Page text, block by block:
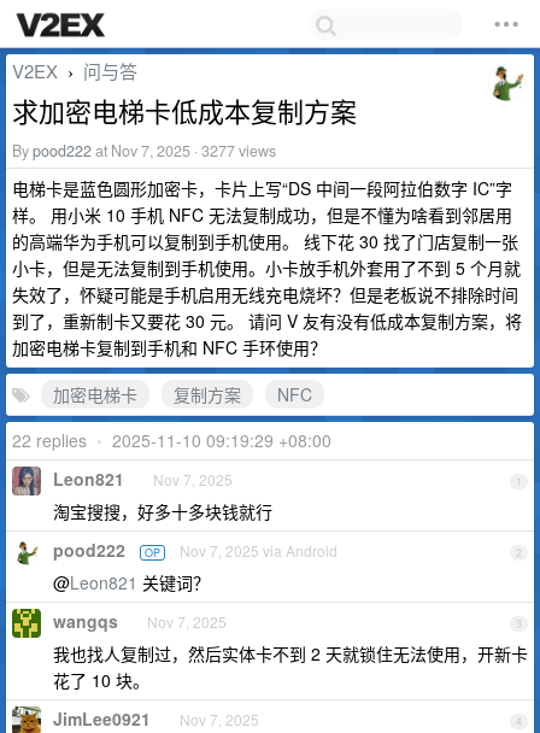
V2EX › 问与答
求加密电梯卡低成本复制方案
Bypood222at Nov 7, 2025 · 3277 views
电梯卡是蓝色圆形加密卡，卡片上写“DS 中间一段阿拉伯数字 IC”字
样。 用小米 10 手机 NFC 无法复制成功，但是不懂为啥看到邻居用
的高端华为手机可以复制到手机使用。 线下花 30 找了门店复制一张
小卡，但是无法复制到手机使用。小卡放手机外套用了不到 5 个月就
失效了，怀疑可能是手机启用无线充电烧坏？但是老板说不排除时间
到了，重新制卡又要花 30 元。 请问 V 友有没有低成本复制方案，将
加密电梯卡复制到手机和 NFC 手环使用？
加密电梯卡
复制方案
NFC
22 replies • 2025-11-10 09:19:29 +08:00
1
Leon821 Nov 7, 2025
淘宝搜搜，好多十多块钱就行
2
pood222 OP Nov 7, 2025 via Android
@Leon821 关键词？
3
wangqs Nov 7, 2025
我也找人复制过，然后实体卡不到 2 天就锁住无法使用，开新卡
花了 10 块。
4
JimLee0921 Nov 7, 2025